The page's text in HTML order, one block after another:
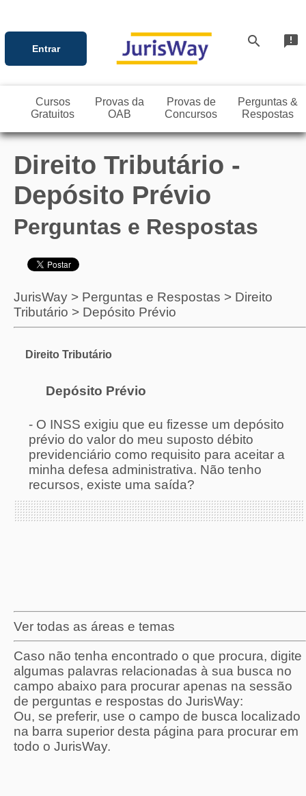
Entrar search announcement
Cursos
Gratuitos
Provas da
OAB
Provas de
Concursos
Perguntas &
Respostas
Direito Tributário -
Depósito Prévio
Perguntas e Respostas
JurisWay > Perguntas e Respostas > Direito
Tributário > Depósito Prévio
Direito Tributário
Depósito Prévio
- O INSS exigiu que eu fizesse um depósito
prévio do valor do meu suposto débito
previdenciário como requisito para aceitar a
minha defesa administrativa. Não tenho
recursos, existe uma saída?
Ver todas as áreas e temas
Caso não tenha encontrado o que procura, digite
algumas palavras relacionadas à sua busca no
campo abaixo para procurar apenas na sessão
de perguntas e respostas do JurisWay:
Ou, se preferir, use o campo de busca localizado
na barra superior desta página para procurar em
todo o JurisWay.